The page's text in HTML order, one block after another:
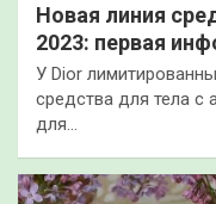
Новая линия
2023: первая
У Dior
средства для тела
для…